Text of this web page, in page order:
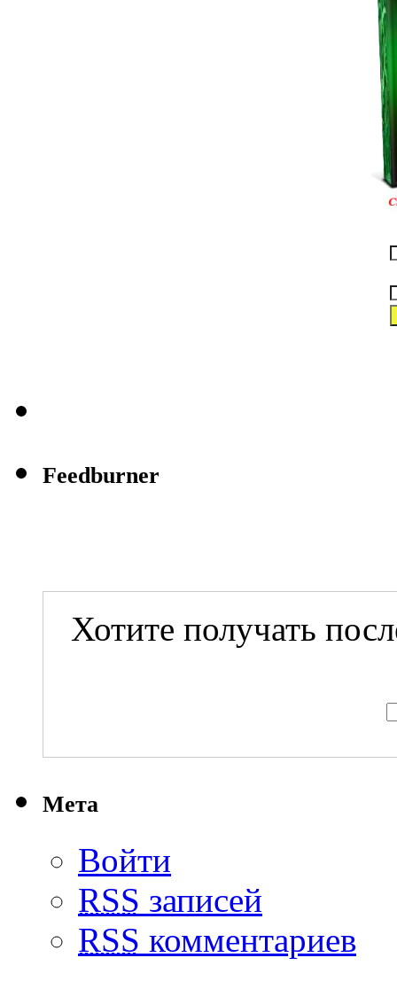
Feedburner
Хотите получать
Мета
Войти
RSS записей
RSS комментариев